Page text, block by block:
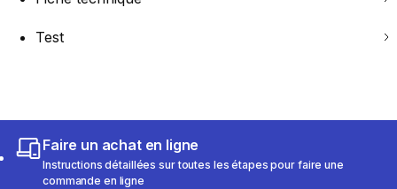
Test
Faire un achat en ligne
Instructions détaillées sur toutes les étapes pour faire une
commande en ligne